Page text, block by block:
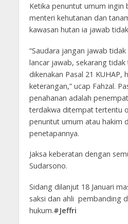
Ketika penuntut umum ingin
menteri kehutanan dan
kawasan hutan ia jawab
“Saudara jangan jawab
lancar jawab, sekarang tidak
dikenakan Pasal 21 KUHAP,
keterangan,” ucap Fahzal.
penahanan adalah
terdakwa ditempat tertentu
penuntut umum atau hakim
penetapannya.
Jaksa keberatan dengan
Sudarsono.
Sidang dilanjut 18 Januari
saksi dan ahli pembanding
hukum.#Jeffri